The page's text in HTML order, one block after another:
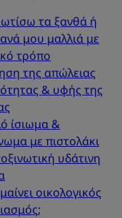
τα ξανθά ή
μου μαλλιά με
τρόπο
της απώλειας
& υφής της
ίσιωμα &
με πιστολάκι
υδάτινη
οικολογικός